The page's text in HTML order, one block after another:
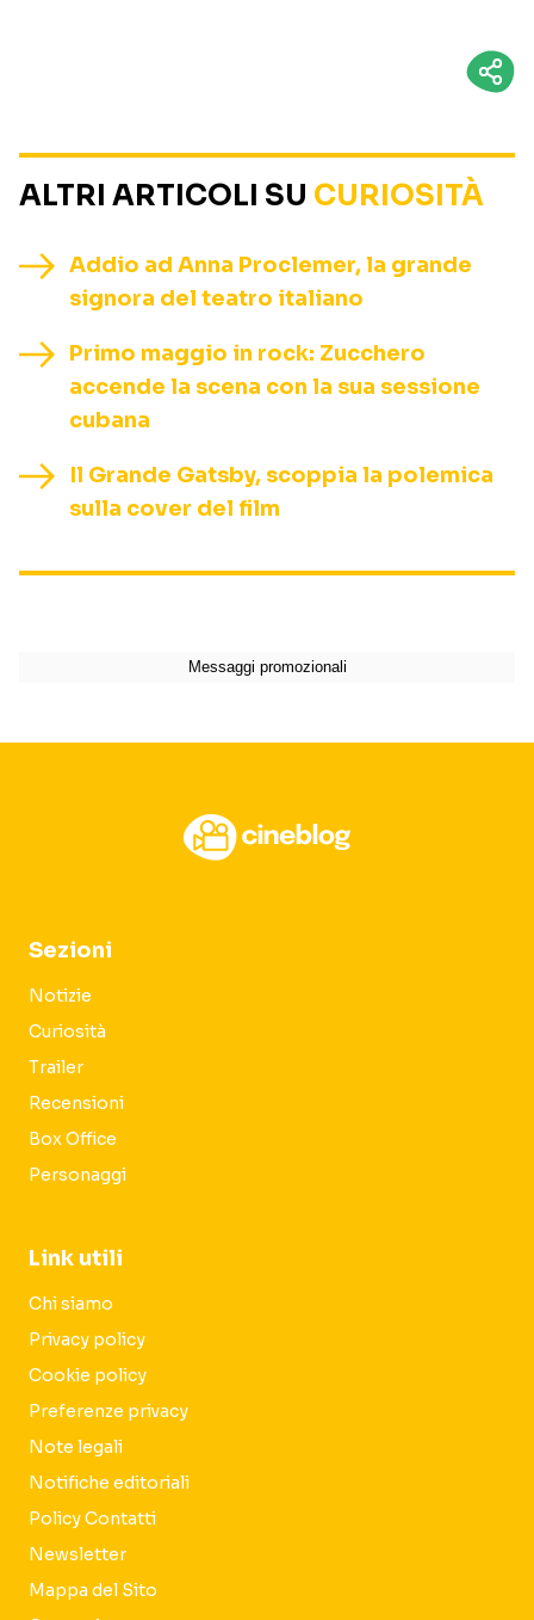
ALTRI ARTICOLI SU CURIOSITÀ
Addio ad Anna Proclemer, la grande
signora del teatro italiano
Primo maggio in rock: Zucchero
accende la scena con la sua sessione
cubana
Il Grande Gatsby, scoppia la polemica
sulla cover del film
Sezioni
Notizie
Curiosità
Trailer
Recensioni
Box Office
Personaggi
Link utili
Chi siamo
Privacy policy
Cookie policy
Preferenze privacy
Note legali
Notifiche editoriali
Policy Contatti
Newsletter
Mappa del Sito